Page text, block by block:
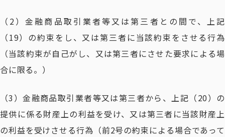
（2）金融商品取引業者等又は第三者との間で、上記
（19）の約束をし、又は第三者に当該約束をさせる行為
（当該約束が自己がし、又は第三者にさせた要求による場
合に限る。）
（3）金融商品取引業者等又は第三者から、上記（20）の
提供に係る財産上の利益を受け、又は第三者に当該財産上
の利益を受けさせる行為（前2号の約束による場合であって